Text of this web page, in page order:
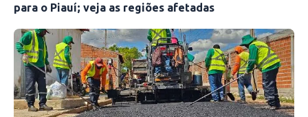
para o Piauí; veja as regiões afetadas